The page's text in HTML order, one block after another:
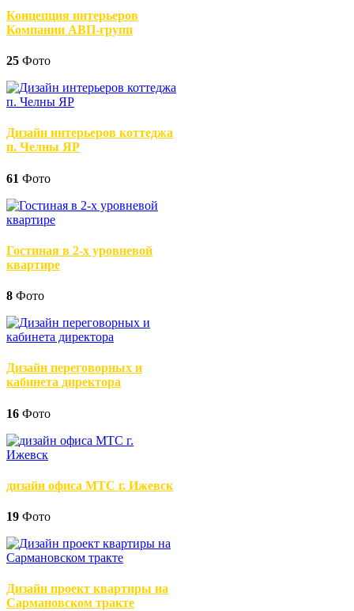
Концепция интерьеров
Компании АВП-групп
25 Фото
Дизайн интерьеров коттеджа
п. Челны ЯР
61 Фото
Гостиная в 2-х уровневой
квартире
8 Фото
Дизайн переговорных и
кабинета директора
16 Фото
дизайн офиса МТС г. Ижевск
19 Фото
Дизайн проект квартиры на
Сармановском тракте